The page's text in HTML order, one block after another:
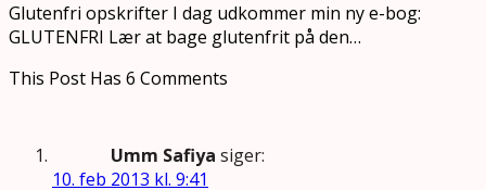
Glutenfri opskrifter I dag udkommer min ny e-bog:
GLUTENFRI Lær at bage glutenfrit på den…
This Post Has 6 Comments
Umm Safiya siger:
10. feb 2013 kl. 9:41